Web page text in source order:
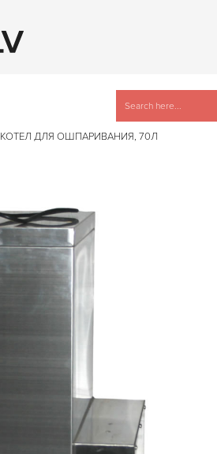
КОТЕЛ ДЛЯ ОШПАРИВАНИЯ, 70Л